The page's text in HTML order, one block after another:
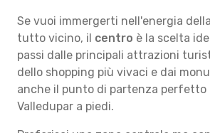
Se vuoi immergerti nell'energia
tutto vicino, il centro è la scelta
passi dalle principali attrazioni
dello shopping più vivaci e dai
anche il punto di partenza perfetto
Valledupar a piedi.